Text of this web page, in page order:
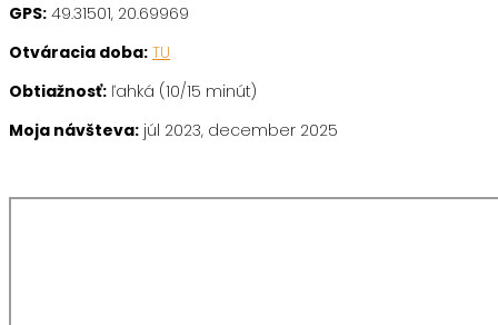
GPS: 49.31501, 20.69969
Otváracia doba: TU
Obtiažnosť: ľahká (10/15 minút)
Moja návšteva: júl 2023, december 2025